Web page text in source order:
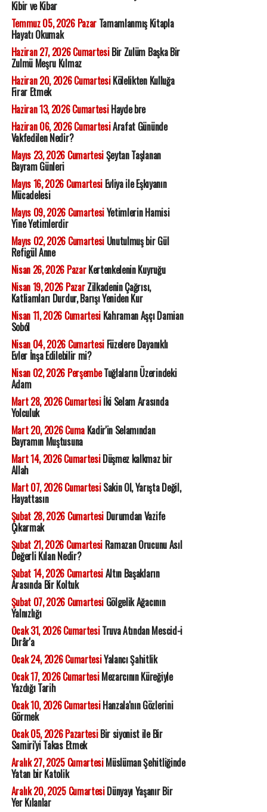
Kibir ve Kibar
Temmuz 05, 2026 PazarTamamlanmış Kitapla
Hayatı Okumak
Haziran 27, 2026 CumartesiBir Zulüm Başka Bir
Zulmü Meşru Kılmaz
Haziran 20, 2026 CumartesiKölelikten Kulluğa
Firar Etmek
Haziran 13, 2026 CumartesiHayde bre
Haziran 06, 2026 CumartesiArafat Gününde
Vakfedilen Nedir?
Mayıs 23, 2026 CumartesiŞeytan Taşlanan
Bayram Günleri
Mayıs 16, 2026 CumartesiEvliya ile Eşkıyanın
Mücadelesi
Mayıs 09, 2026 CumartesiYetimlerin Hamisi
Yine Yetimlerdir
Mayıs 02, 2026 CumartesiUnutulmuş bir Gül
Refigül Anne
Nisan 26, 2026 PazarKertenkelenin Kuyruğu
Nisan 19, 2026 PazarZilkadenin Çağrısı,
Katliamları Durdur, Barışı Yeniden Kur
Nisan 11, 2026 CumartesiKahraman Aşçı Damian
Soból
Nisan 04, 2026 CumartesiFüzelere Dayanıklı
Evler İnşa Edilebilir mi?
Nisan 02, 2026 PerşembeTuğlaların Üzerindeki
Adam
Mart 28, 2026 Cumartesiİki Selam Arasında
Yolculuk
Mart 20, 2026 CumaKadir'in Selamından
Bayramın Muştusuna
Mart 14, 2026 CumartesiDüşmez kalkmaz bir
Allah
Mart 07, 2026 CumartesiSakin Ol, Yarışta Değil,
Hayattasın
Şubat 28, 2026 CumartesiDurumdan Vazife
Çıkarmak
Şubat 21, 2026 CumartesiRamazan Orucunu Asıl
Değerli Kılan Nedir?
Şubat 14, 2026 CumartesiAltın Başakların
Arasında Bir Koltuk
Şubat 07, 2026 CumartesiGölgelik Ağacının
Yalnızlığı
Ocak 31, 2026 CumartesiTruva Atından Mescid-i
Dırâr'a
Ocak 24, 2026 CumartesiYalancı Şahitlik
Ocak 17, 2026 CumartesiMezarcının Küreğiyle
Yazdığı Tarih
Ocak 10, 2026 CumartesiHanzala'nın Gözlerini
Görmek
Ocak 05, 2026 PazartesiBir siyonist ile Bir
Samiri'yi Takas Etmek
Aralık 27, 2025 CumartesiMüslüman Şehitliğinde
Yatan bir Katolik
Aralık 20, 2025 CumartesiDünyayı Yaşanır Bir
Yer Kılanlar